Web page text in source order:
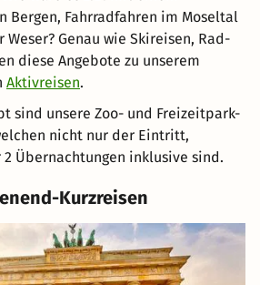
Bergen, Fahrradfahren im Moseltal
Genau wie Skireisen, Rad-
diese Angebote zu unserem
Aktivreisen.
sind unsere Zoo- und Freizeitpark-
nicht nur der Eintritt,
2 Übernachtungen inklusive sind.
Kurzreisen